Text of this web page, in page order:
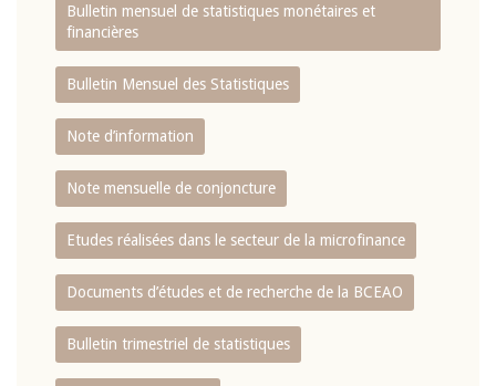
Bulletin mensuel de statistiques monétaires et
financières
Bulletin Mensuel des Statistiques
Note d’information
Note mensuelle de conjoncture
Etudes réalisées dans le secteur de la microfinance
Documents d’études et de recherche de la BCEAO
Bulletin trimestriel de statistiques